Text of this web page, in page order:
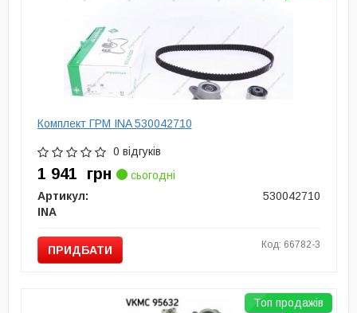
Комплект ГРМ INA 530042710
0 відгуків
1 941 грн
сьогодні
Артикул:
530042710
INA
ПРИДБАТИ Код: 66782-3
Топ продажів